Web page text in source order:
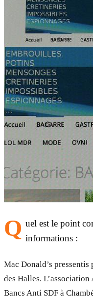
Q uel est le point
informations :
Mac Donald’s
des Halles.
Bancs Anti SDF à